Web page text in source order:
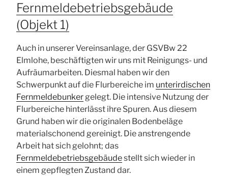
Fernmeldebetriebsgebäude
(Objekt 1)
Auch in unserer Vereinsanlage, der GSVBw 22
Elmlohe, beschäftigten wir uns mit Reinigungs- und
Aufräumarbeiten. Diesmal haben wir den
Schwerpunkt auf die Flurbereiche im unterirdischen
Fernmeldebunkergelegt. Die intensive Nutzung der
Flurbereiche hinterlässt ihre Spuren. Aus diesem
Grund haben wir die originalen Bodenbeläge
materialschonend gereinigt. Die anstrengende
Arbeit hat sich gelohnt; das
Fernmeldebetriebsgebäudestellt sich wieder in
einem gepflegten Zustand dar.